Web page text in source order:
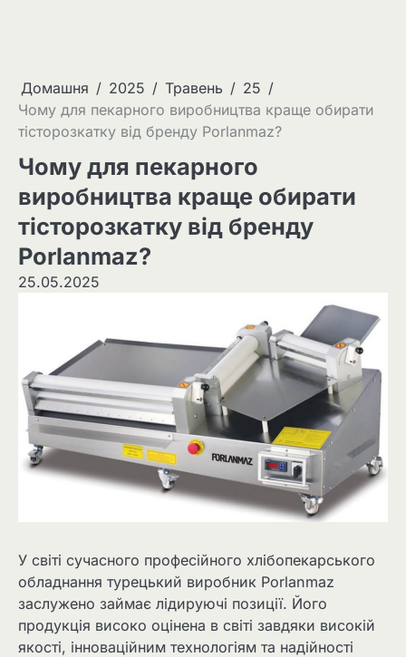
Домашня 2025 Травень
25
Чому для пекарного виробництва краще обирати
тісторозкатку від бренду Porlanmaz?
Чому для пекарного
виробництва краще обирати
тісторозкатку від бренду
Porlanmaz?
25.05.2025
У світі сучасного професійного хлібопекарського
обладнання турецький виробник Porlanmaz
заслужено займає лідируючі позиції. Його
продукція високо оцінена в світі завдяки високій
якості, інноваційним технологіям та надійності